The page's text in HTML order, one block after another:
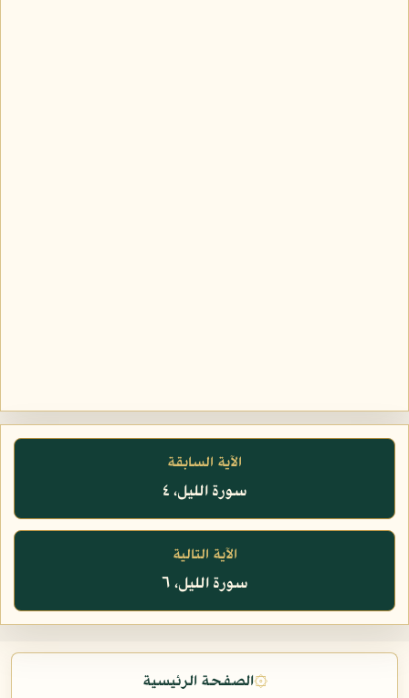
الآية السابقة
سورة الليل، ٤
الآية التالية
سورة الليل، ٦
۞الصفحة الرئيسية